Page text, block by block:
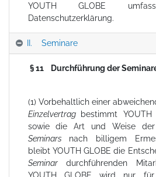
YOUTH GLOBE
Datenschutzerklärung.
II. Seminare
§ 11 Durchführung der
(1) Vorbehaltlich einer
Einzelvertrag
bestimmt
sowie die Art und Weise der
Seminars nach billigem
bleibt YOUTH GLOBE die
Seminar durchführenden